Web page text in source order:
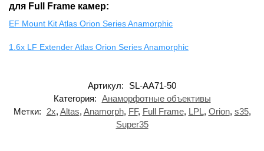
для Full Frame камер:
EF Mount Kit Atlas Orion Series Anamorphic
1.6x LF Extender Atlas Orion Series Anamorphic
Артикул:
SL-AA71-50
Категория: Анаморфотные объективы
Метки:
2x, Altas, Anamorph, FF, Full Frame, LPL, Orion, s35,
Super35